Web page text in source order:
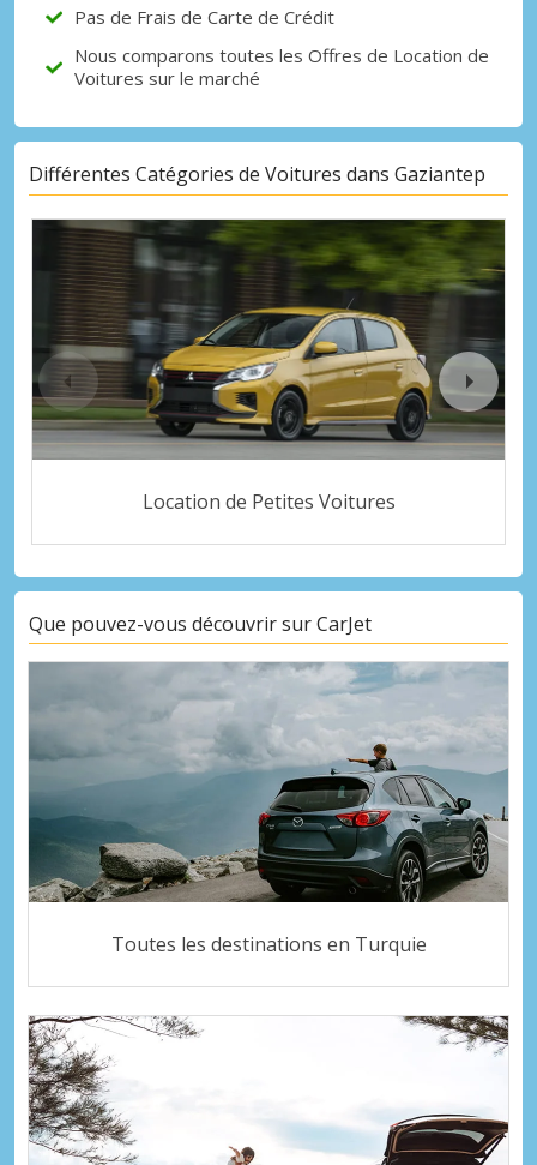
Pas de Frais de Carte de Crédit
Nous comparons toutes les Offres de Location de
Voitures sur le marché
Différentes Catégories de Voitures dans Gaziantep
Location de Petites Voitures
Que pouvez-vous découvrir sur CarJet
Toutes les destinations en Turquie